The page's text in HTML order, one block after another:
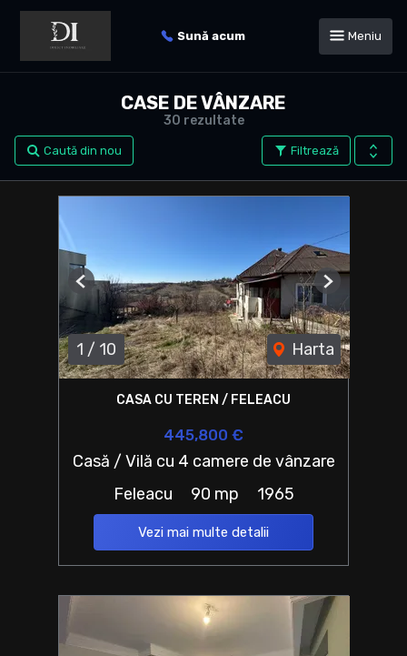
Sună acum Meniu
30 rezultate
CASE DE VÂNZARE
Filtrează
Caută din nou
1 / 10 Harta
Previous Next
CASA CU TEREN / FELEACU
445,800 €
Casă / Vilă cu 4 camere de vânzare
Feleacu
90 mp 1965
Vezi mai multe detalii